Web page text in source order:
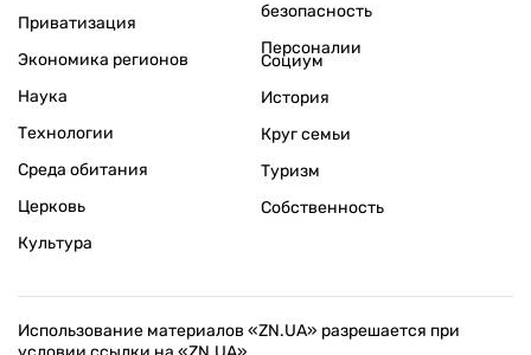
Приватизация
Экономика регионов
безопасность
Персоналии
Наука
Технологии
Среда обитания
Церковь
Культура
Социум
История
Круг семьи
Туризм
Собственность
Использование материалов «ZN.UA» разрешается при